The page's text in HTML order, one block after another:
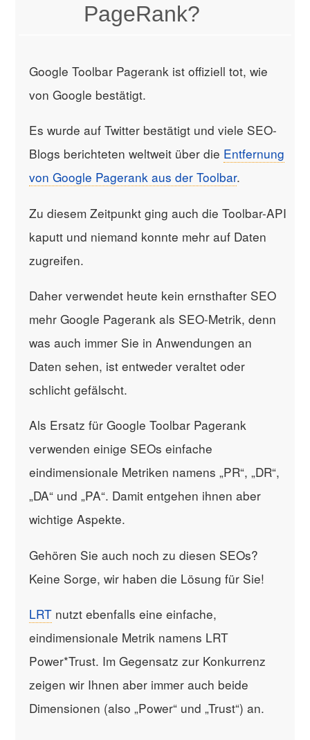
PageRank?
Google Toolbar Pagerank ist offiziell tot, wie
von Google bestätigt.
Es wurde auf Twitter bestätigt und viele SEO-
Blogs berichteten weltweit über die Entfernung
von Google Pagerank aus der Toolbar.
Zu diesem Zeitpunkt ging auch die Toolbar-API
kaputt und niemand konnte mehr auf Daten
zugreifen.
Daher verwendet heute kein ernsthafter SEO
mehr Google Pagerank als SEO-Metrik, denn
was auch immer Sie in Anwendungen an
Daten sehen, ist entweder veraltet oder
schlicht gefälscht.
Als Ersatz für Google Toolbar Pagerank
verwenden einige SEOs einfache
eindimensionale Metriken namens „PR“, „DR“,
„DA“ und „PA“. Damit entgehen ihnen aber
wichtige Aspekte.
Gehören Sie auch noch zu diesen SEOs?
Keine Sorge, wir haben die Lösung für Sie!
LRT nutzt ebenfalls eine einfache,
eindimensionale Metrik namens LRT
Power*Trust. Im Gegensatz zur Konkurrenz
zeigen wir Ihnen aber immer auch beide
Dimensionen (also „Power“ und „Trust“) an.